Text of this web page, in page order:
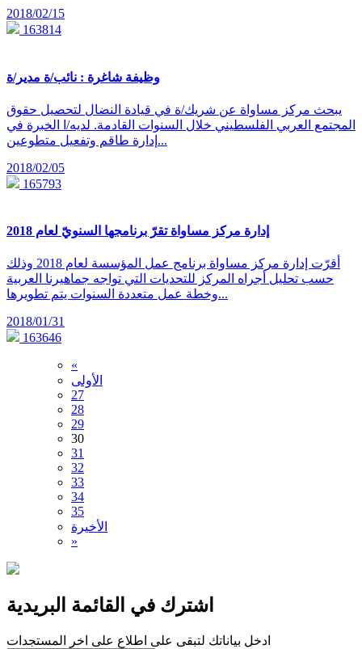
2018/02/15
163814
وظيفة شاغرة : نائب/ة مدير/ة
يبحث مركز مساواة عن شريك/ة في قيادة النضال لتحصيل حقوق
المجتمع العربي الفلسطيني خلال السنوات القادمة. لديه/ا الخبرة في
إدارة طاقم وتفعيل متطوعين...
2018/02/05
165793
إدارة مركز مساواة تقرّ برنامجها السنويّ لعام 2018
أقرّت إدارة مركز مساواة برنامج عمل المؤسسة لعام 2018 وذلك
حسب تحليل أجراه المركز للتحديات التي تواجه جماهيرنا العربية
وخطة عمل متعددة السنوات يتم تطويرها...
2018/01/31
163646
«
الأولى
27
28
29
30
31
32
33
34
35
الأخيرة
»
اشترك في القائمة البريدية
ادخل بياناتك لتبقى على اطلاع على اخر المستجدات